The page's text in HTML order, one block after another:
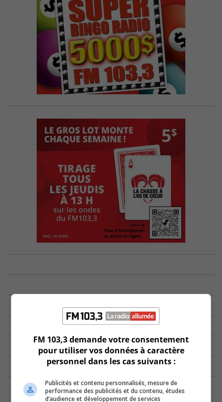
FM 103,3 demande votre consentement
pour utiliser vos données à caractère
personnel dans les cas suivants :
Publicités et contenu personnalisés, mesure de
performance des publicités et du contenu, études
d’audience et développement de services